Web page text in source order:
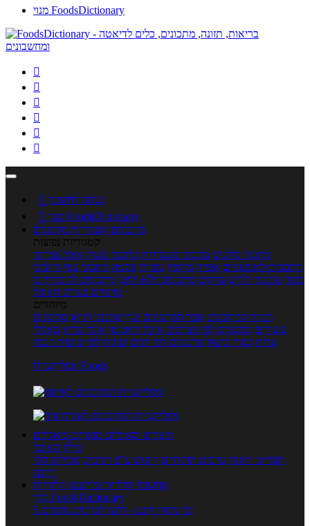
מנוי FoodsDictionary






 כניסה לחשבון

מנוי FoodsDictionary
מתכונים קטגוריות מתכונים
קטגוריות נפוצות
מתכוני סלטים מתכוני פשטידות מתכוני עוגות אוכל צמחוני
מתכונים לטבעוניים אפייה מוקפץ עוגיות פסטה מתכוני עוף מתכוני
בשר מתכוני ילדים מרקים מתכונים ללא גלוטן מתכונים לסוכרתיים
טרנדים בעולם האוכל
מיוחדים
מנתח המתכונים ספר המתכונים שלי מתכוני וידאו מתכונים
עשירים מתכונים לפי מצרכים אוכל דיאטטי אוכל בריא מאכלי
עדות ספרי בישול מתכונים לפי חגים ועונות לפי שיטות הכנה
אפליקציית Foods
מוצרים ומאכלים מוצרים ומאכלים
מילון האוכל
תפריטי תזונה ערכים תזונתיים חיפוש ע"פ רכיבים מכילים הכי
הרבה
מחשבון קלוריות מחשבון קלוריות
מנוי FoodsDictionary
5 ימי ניסיון חינם - לחצו לפרטים נוספים